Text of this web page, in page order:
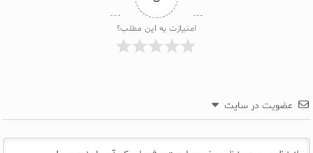
امتیازت به این مطلب؟
عضویت در سایت